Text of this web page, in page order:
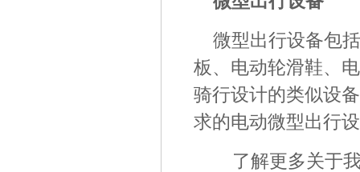
微型出行设备包
板、电动轮滑鞋、
骑行设计的类似设
求的电动微型出行
了解更多关于